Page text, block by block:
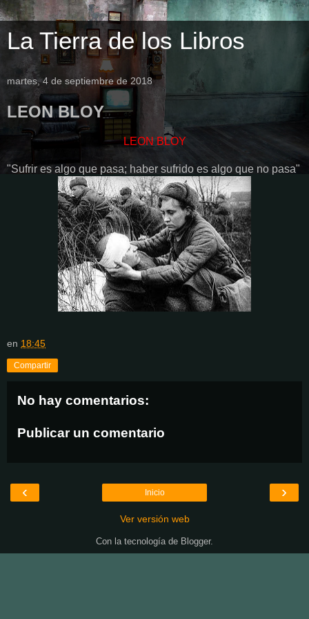
La Tierra de los Libros
martes, 4 de septiembre de 2018
LEON BLOY
LEON BLOY
"Sufrir es algo que pasa; haber sufrido es algo que no pasa"
en 18:45
Compartir
No hay comentarios:
Publicar un comentario
‹ ›
Inicio
Ver versión web
Con la tecnología de Blogger.